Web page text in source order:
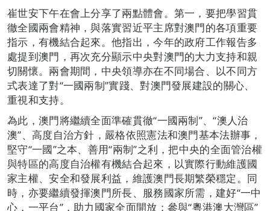
崔世安下午在會上分享了兩點體會。第一，要把學習貫
徹全國兩會精神，與落實習近平主席對澳門的各項重要
指示，有機結合起來。他指出，今年的政府工作報告多
處提到澳門，再次充分顯示中央對澳門的大力支持和親
切關懷。兩會期間，中央領導亦在不同場合、以不同方
式表達了對“一國兩制”實踐、對澳門發展建設的關心、
重視和支持。
為此，澳門將繼續全面準確貫徹“一國兩制”、“澳人治
澳”、高度自治方針，嚴格依照憲法和澳門基本法辦事，
堅守“一國”之本、善用“兩制”之利，把中央的全面管治權
與特區的高度自治權有機結合起來，以實際行動維護國
家主權、安全和發展利益，維護澳門長期繁榮穩定。同
時，亦要繼續發揮澳門所長、服務國家所需，建好“一中
心，一平台”，助力國家全面開放；參與“粵港澳大灣區”